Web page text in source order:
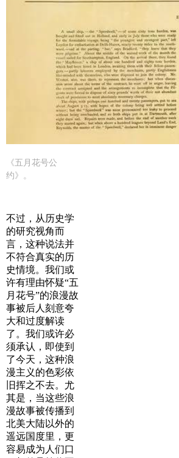
《五月花号公
约》。
不过，从历史学
的研究视角而
言，这种说法并
不符合真实的历
史情境。我们或
许有理由怀疑“五
月花号”的浪漫故
事被后人刻意夸
大和过度解读
了。我们或许必
须承认，即使到
了今天，这种浪
漫主义的色彩依
旧挥之不去。尤
其是，当这些浪
漫故事被传播到
北美大陆以外的
遥远国度里，更
容易成为人们口